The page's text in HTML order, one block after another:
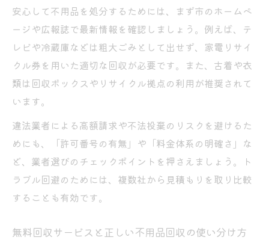
回収ボックス利用時の不用品回収注意ポイ
ント
不用品回収に役立つリサイクルボックスの
特徴
回収ボックスで回収できないものを事前に
不用品回収で失敗しない回収ボックスの選
び方
知って得する不用品回収の新常識まとめ
不用品回収の新常識で賢く処分を進めるコ
ツ
最新の不用品回収ルールと整理術のポイン
安心して不用品を処分するためには、まず市のホームペ
ージや広報誌で最新情報を確認しましょう。例えば、テ
レビや冷蔵庫などは粗大ごみとして出せず、家電リサイ
クル券を用いた適切な回収が必要です。また、古着や衣
類は回収ボックスやリサイクル拠点の利用が推奨されて
います。
違法業者による高額請求や不法投棄のリスクを避けるた
めにも、「許可番号の有無」や「料金体系の明確さ」な
ど、業者選びのチェックポイントを押さえましょう。ト
ラブル回避のためには、複数社から見積もりを取り比較
することも有効です。
無料回収サービスと正しい不用品回収の使い分け方